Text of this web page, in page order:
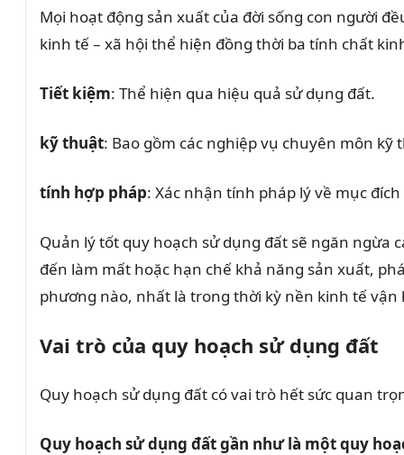
Mọi hoạt động sản xuất của đời sống con người
kinh tế – xã hội thể hiện đồng thời ba tính chất
Tiết kiệm: Thể hiện qua hiệu quả sử dụng đất.
kỹ thuật: Bao gồm các nghiệp vụ chuyên môn
tính hợp pháp: Xác nhận tính pháp lý về mục
Quản lý tốt quy hoạch sử dụng đất sẽ ngăn ngừa
đến làm mất hoặc hạn chế khả năng sản xuất,
phương nào, nhất là trong thời kỳ nền kinh tế
Vai trò của quy hoạch sử dụng đất
Quy hoạch sử dụng đất có vai trò hết sức quan
Quy hoạch sử dụng đất gần như là một quy